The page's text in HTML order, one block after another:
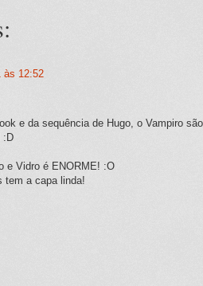
às 12:52
e da sequência de Hugo, o Vampiro
:D
e Vidro é ENORME! :O
tem a capa linda!